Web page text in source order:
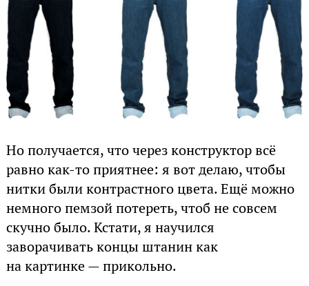
Но получается, что через конструктор всё
равно как-то приятнее: я вот делаю, чтобы
нитки были контрастного цвета. Ещё можно
немного пемзой потереть, чтоб не совсем
скучно было. Кстати, я научился
заворачивать концы штанин как
на картинке — прикольно.